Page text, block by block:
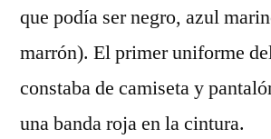
que podía ser negro, azul
marrón). El primer uniforme
constaba de camiseta y
una banda roja en la cintura.